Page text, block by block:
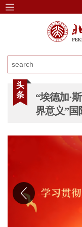
头
条
“埃德加·
界意义”国